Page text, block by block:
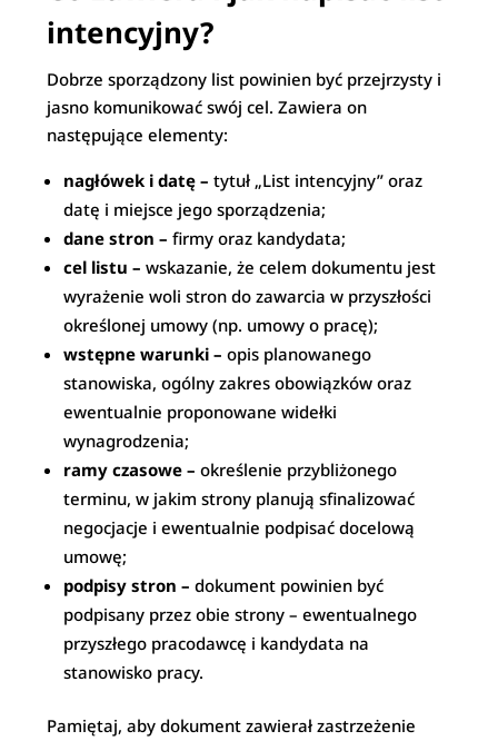
intencyjny?
Dobrze sporządzony list powinien być przejrzysty i
jasno komunikować swój cel. Zawiera on
następujące elementy:
nagłówek i datę – tytuł „List intencyjny” oraz
datę i miejsce jego sporządzenia;
dane stron– firmy oraz kandydata;
cel listu – wskazanie, że celem dokumentu jest
wyrażenie woli stron do zawarcia w przyszłości
określonej umowy (np. umowy o pracę);
wstępne warunki –opis planowanego
stanowiska, ogólny zakres obowiązków oraz
ewentualnie proponowane widełki
wynagrodzenia;
ramy czasowe – określenie przybliżonego
terminu, w jakim strony planują sfinalizować
negocjacje i ewentualnie podpisać docelową
umowę;
podpisy stron – dokument powinien być
podpisany przez obie strony – ewentualnego
przyszłego pracodawcę i kandydata na
stanowisko pracy.
Pamiętaj, aby dokument zawierał zastrzeżenie